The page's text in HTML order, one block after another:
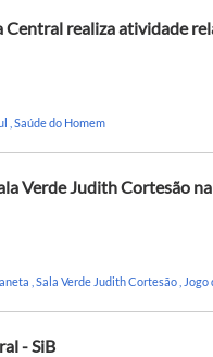
Central realiza atividade
Saúde do Homem
Verde Judith Cortesão
Sala Verde Judith Cortesão Jogo
- SiB